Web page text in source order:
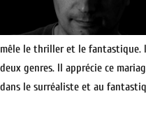
mêle le thriller et le fantastique.
deux genres. Il apprécie ce
dans le surréaliste et au